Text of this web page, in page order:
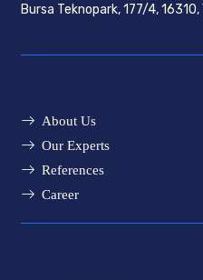
Bursa Teknopark, 177/4, 16310,
About Us
Our Experts
References
Career